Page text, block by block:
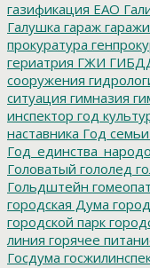
газификация ЕАО
Галушка гараж гаражи
прокуратура
гериатрия ГЖИ
сооружения
ситуация гимназия
инспектор год
наставника Год семьи
Головатый гололед
Гольдштейн
городская Дума
городской парк
линия горячее
Госдума